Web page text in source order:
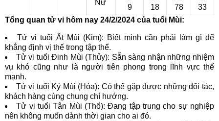
Nữ
9
18
78
33
Tổng quan tử vi hôm nay 24/2/2024 của tuổi Mùi:
Tử vi tuổi Ất Mùi (Kim): Biết mình cần phải làm gì để
khẳng định vị thế trong tập thể.
Tử vi tuổi Đinh Mùi (Thủy): Sẵn sàng nhận những nhiệm
vụ khó cũng như là người tiên phong trong lĩnh vực thế
mạnh.
Tử vi tuổi Kỷ Mùi (Hỏa): Có thể gặp được những đối tác,
khách hàng cùng chung chí hướng.
Tử vi tuổi Tân Mùi (Thổ): Đang tập trung cho sự nghiệp
nên không muốn dành thời gian cho ai đó.